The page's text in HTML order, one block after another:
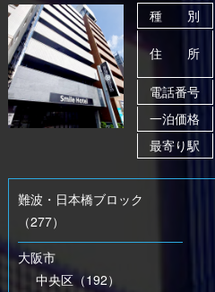
種 別
住 所
電話番号
一泊価格
最寄り駅
難波・日本橋ブロック
（277）
大阪市
中央区（192）